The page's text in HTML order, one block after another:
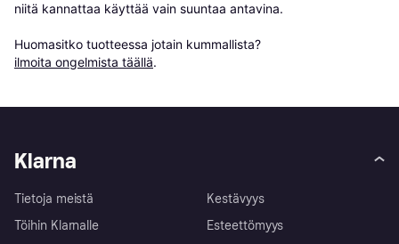
niitä kannattaa käyttää vain suuntaa antavina.
Huomasitko tuotteessa jotain kummallista?
ilmoita ongelmista täällä.
Klarna
Tietoja meistä
Töihin Klarnalle
Kestävyys
Esteettömyys